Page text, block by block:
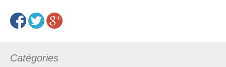
Catégories